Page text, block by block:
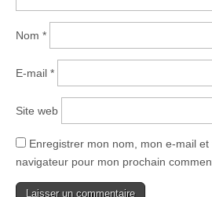
Nom *
E-mail *
Site web
Enregistrer mon nom, mon e-mail
navigateur pour mon prochain